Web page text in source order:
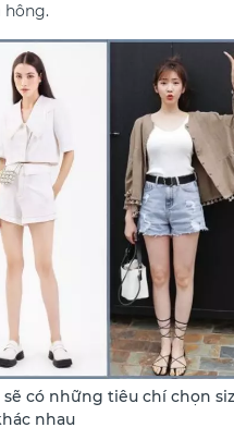
hông.
có những tiêu chí chọn
nhau